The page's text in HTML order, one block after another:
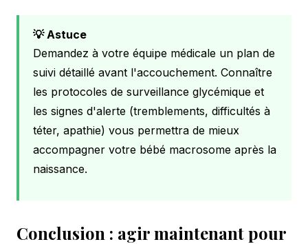
💡 Astuce
Demandez à votre équipe médicale un plan de
suivi détaillé avant l'accouchement. Connaître
les protocoles de surveillance glycémique et
les signes d'alerte (tremblements, difficultés à
téter, apathie) vous permettra de mieux
accompagner votre bébé macrosome après la
naissance.
Conclusion : agir maintenant pour